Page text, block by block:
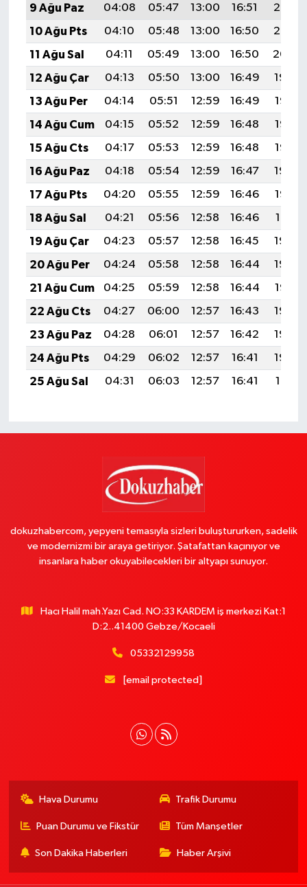
9 Ağu Paz
04:08 05:47 13:00 16:51
20:03
10 Ağu Pts
04:10 05:48 13:00 16:50
20:02
11 Ağu Sal
04:11 05:49 13:00 16:50
20:00
12 Ağu Çar
04:13 05:50 13:00 16:49
19:59
13 Ağu Per
04:14 05:51 12:59 16:49
19:58
14 Ağu Cum
04:15 05:52 12:59 16:48
19:57
15 Ağu Cts
04:17 05:53 12:59 16:48
19:55
16 Ağu Paz
04:18 05:54 12:59 16:47
19:54
17 Ağu Pts
04:20 05:55 12:59 16:46
19:52
18 Ağu Sal
04:21 05:56 12:58 16:46
19:51
19 Ağu Çar
04:23 05:57 12:58 16:45
19:50
20 Ağu Per
04:24 05:58 12:58 16:44
19:48
21 Ağu Cum
04:25 05:59 12:58 16:44
19:47
22 Ağu Cts
04:27 06:00 12:57 16:43
19:45
23 Ağu Paz
04:28 06:01 12:57 16:42
19:44
24 Ağu Pts
04:29 06:02 12:57 16:41
19:42
25 Ağu Sal
04:31 06:03 12:57 16:41 19:41
dokuzhabercom, yepyeni temasıyla sizleri buluştururken, sadelik
ve modernizmi bir araya getiriyor. Şatafattan kaçınıyor ve
insanlara haber okuyabilecekleri bir altyapı sunuyor.
Hacı Halil mah.Yazı Cad. NO:33 KARDEM iş merkezi Kat:1
D:2..41400 Gebze/Kocaeli
05332129958
[email protected]
Hava Durumu Trafik Durumu
Puan Durumu ve Fikstür Tüm Manşetler
Son Dakika Haberleri Haber Arşivi